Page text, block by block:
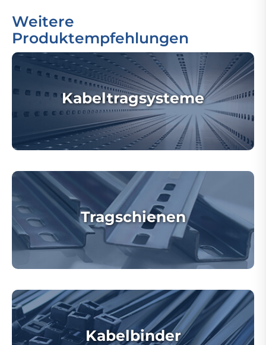
Weitere
Produktempfehlungen
Kabeltragsysteme
Tragschienen
Kabelbinder